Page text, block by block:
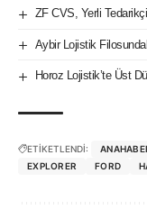
ZF CVS, Yerli
Aybir Lojistik
Horoz Lojistik’te Üst
ETİKETLENDİ:
EXPLORER
FORD